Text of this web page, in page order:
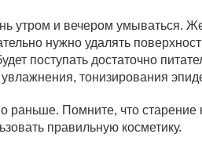
утром и вечером умываться.
нужно удалять
поступать достаточно
тонизирования
раньше. Помните, что
правильную косметику.